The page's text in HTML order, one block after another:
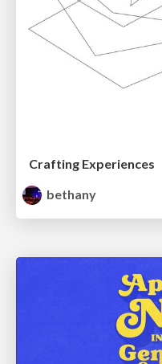
Crafting Experiences
bethany